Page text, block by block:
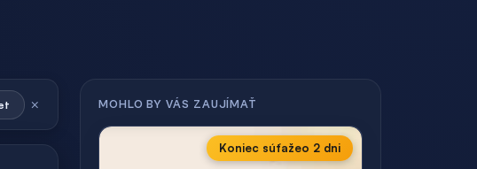
× MOHLO BY VÁS ZAUJÍMAŤ
Koniec súťažeo 2 dni